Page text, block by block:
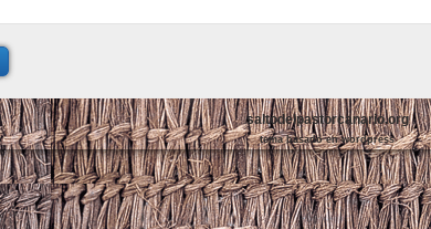
saltodelpastorcanario.org
tema basado en wordpress